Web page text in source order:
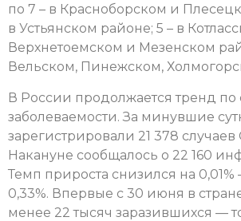
по 7 – в Красноборском и
в Устьянском районе; 5 – в
Верхнетоемском и Мезенском
Вельском, Пинежском,
В России продолжается тренд
заболеваемости. За минувшие
зарегистрировали 21 378 случаев
Накануне сообщалось о 22 160
Темп прироста снизился на 0,01%
0,33%. Впервые с 30 июня в
менее 22 тысяч заразившихся —